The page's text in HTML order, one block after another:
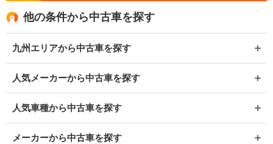
他の条件から中古車を探す
九州エリアから中古車を探す
人気メーカーから中古車を探す
人気車種から中古車を探す
メーカーから中古車を探す